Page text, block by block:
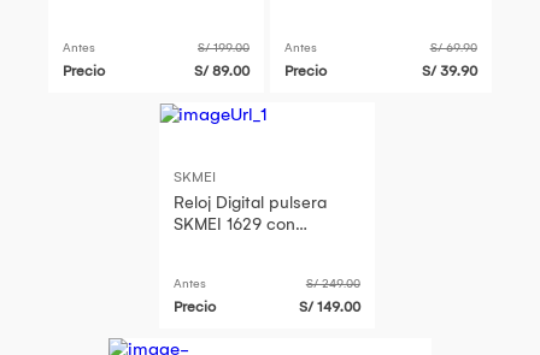
Antes S/ 199.00
Precio S/ 89.00
Antes S/ 69.90
Precio S/ 39.90
SKMEI
Reloj Digital pulsera
SKMEI 1629 con
Antes S/ 249.00
Precio S/ 149.00